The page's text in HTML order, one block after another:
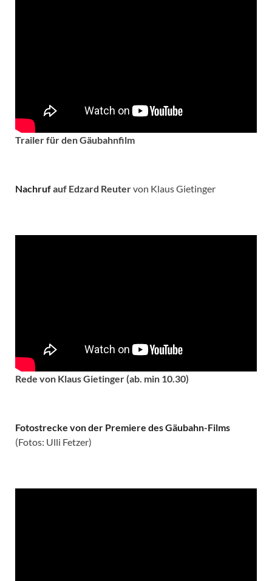
Trailer für den Gäubahnfilm
Nachrufauf Edzard Reutervon Klaus Gietinger
Rede von Klaus Gietinger (ab. min 10.30)
Fotostrecke von der Premiere des Gäubahn-Films
(Fotos: Ulli Fetzer)